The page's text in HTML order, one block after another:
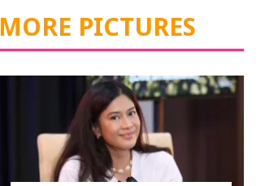
MORE PICTURES